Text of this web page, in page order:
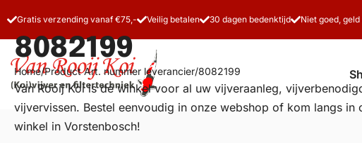
Gratis verzending vanaf €75,- Veilig betalen 30 dagen bedenktijd Niet goed,
8082199
Home/Product Art. nummer leverancier/8082199
Van Rooij Koi is dé winkel voor al uw vijveraanleg,
vijvervissen. Bestel eenvoudig in onze webshop of kom langs in
winkel in Vorstenbosch!